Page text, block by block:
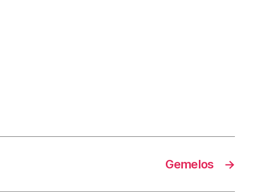
→
Gemelos